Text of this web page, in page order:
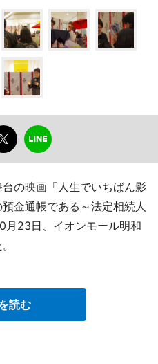
の映画「人生でいちばん影
金通帳である～法定相続人
月23日、イオンモール明和
読む